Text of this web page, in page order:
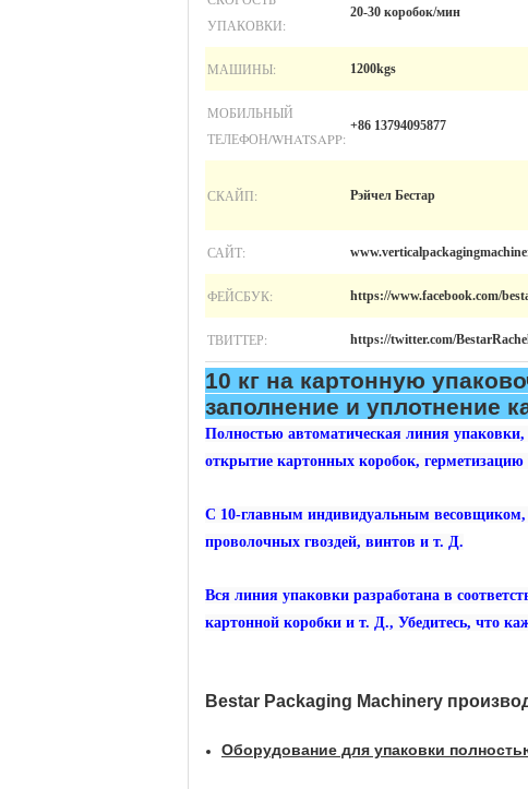
УПАКОВКИ:
20-30 коробок/мин
МАШИНЫ: 1200kgs
МОБИЛЬНЫЙ
ТЕЛЕФОН/WHATSAPP:
+86 13794095877
СКАЙП: Рэйчел Бестар
САЙТ:
ФЕЙСБУК: https://www.facebook.com/
ТВИТТЕР: https://twitter.com/
10 кг на картонную
заполнение и уплотнение
Полностью автоматическая линия
открытие картонных коробок,
С 10-главным индивидуальным
проволочных гвоздей, винтов и т. Д.
Вся линия упаковки разработана в
картонной коробки и т. Д., Убедитесь, что
Bestar Packaging Machinery
Оборудование для упаковки